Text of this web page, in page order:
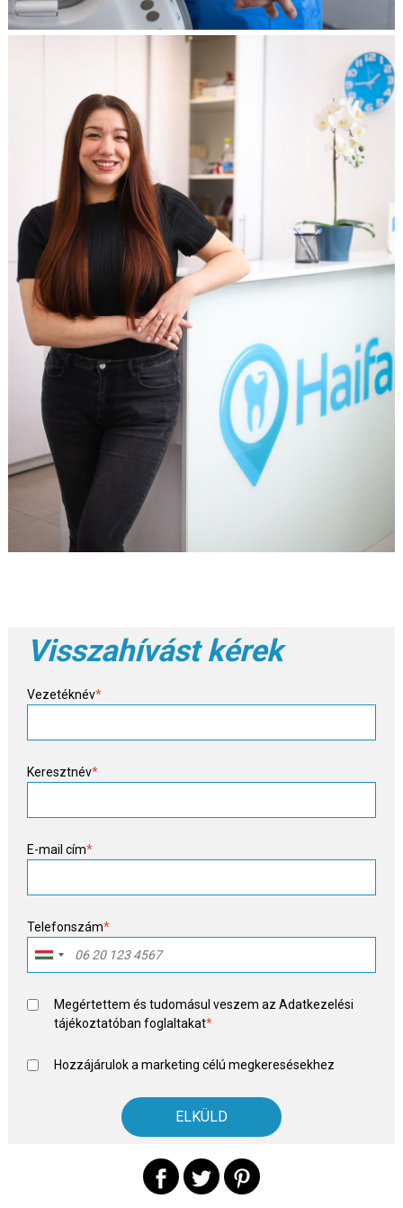
Visszahívást kérek
Vezetéknév*
Keresztnév*
E-mail cím*
Telefonszám*
Megértettem és tudomásul veszem azAdatkezelési
tájékoztatóban foglaltakat*
Hozzájárulok a marketing célú megkeresésekhez